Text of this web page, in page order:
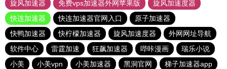
旋风加速器
免费vps加速器外网苹果版
旋风加速度器
快连加速器
快连加速器官网入口
原子加速器
快鸭加速器
快柠檬加速器 旋风加速度器
外网网址导航
软件中心
雷霆加速 狂飙加速器 哔咔漫画
瑞乐小说
小美
小美vpn 小美加速器 黑洞官网
梯子加速器app